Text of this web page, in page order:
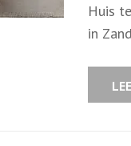
Huis
in